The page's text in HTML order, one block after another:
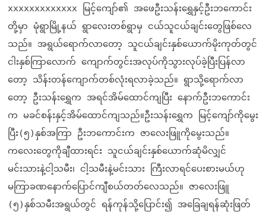
xxxxxxxxxxxxx မြင့်ကျော်၏ အဖေဦးသန်းရွှေနှင့်ဦးဘကောင်း
တို့မှာ မုံရွာမြို့နယ် ရွာလေးတစ်ရွာမှ ငယ်သူငယ်ချင်းတွေဖြစ်လေ
သည်။ အရွယ်ရောက်လာတော့ သူငယ်ချင်းနှစ်ယောက်မိုးကုတ်တွင်
ငါးနှစ်ကြာလောက် ကျောက်တွင်းအလုပ်ကိုသွားလုပ်ခဲ့ပြီးပြန်လာ
တော့ သိန်းတန်ကျောက်တစ်လုံးရလာခဲ့သည်။ ရွာသို့ရောက်လာ
တော့ ဦးသန်းရွှေက အရင်အိမ်ထောင်ကျပြီး နောက်ဦးဘကောင်း
က မခင်စန်းနှင့်အိမ်ထောင်ကျသည်။ဦးသန်းရွှေက မြင့်ကျော်ကိုမွေး
ပြီး(၅)နှစ်အကြာ ဦးဘကောင်းက ဇာလေးဖြူကိုမွေးသည်။
ကလေးတွေကိုချီထားရင်း သူငယ်ချင်းနှစ်ယောက်ဆုံမိလျှင်
မင်းသားနဲ့ငါ့သမီး၊ ငါ့သမီးနဲ့မင်းသား ကြီးလာရင်ပေးစားမယ်ဟု
မကြာခဏနောက်ပြောင်ကျီစယ်တတ်လေသည်။ ဇာလေးဖြူ
(၅)နှစ်သမီးအရွယ်တွင် ရန်ကုန်သို့ပြောင်း၍ အခြေချရန်ဆုံးဖြတ်